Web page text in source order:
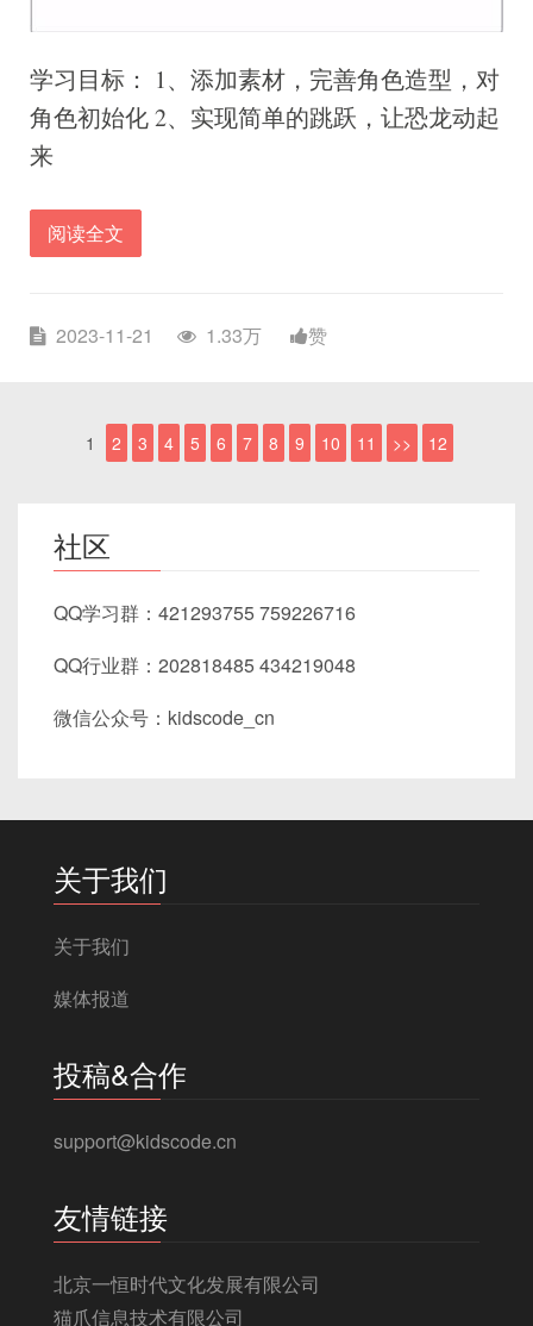
学习目标： 1、添加素材，完善角色造型，对
角色初始化 2、实现简单的跳跃，让恐龙动起
来
阅读全文
2023-11-21 1.33万 赞
1 2 3 4 5 6 7 8 9 10 11 >> 12
社区
QQ学习群：421293755 759226716
QQ行业群：202818485 434219048
微信公众号：kidscode_cn
关于我们
关于我们
媒体报道
投稿&合作
support@kidscode.cn
友情链接
北京一恒时代文化发展有限公司
猫爪信息技术有限公司